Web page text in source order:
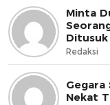
Minta
Ditusuk
Redaksi
Gegara
Nekat